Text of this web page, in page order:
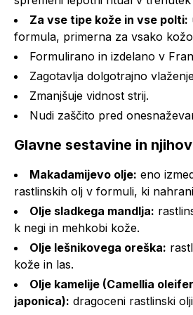
Za vse tipe kože in vse polti:
formula, primerna za vsako
Formulirano in izdelano v
Zagotavlja dolgotrajno
Zmanjšuje vidnost strij.
Nudi zaščito pred
Glavne sestavine in
Makadamijevo olje: eno
rastlinskih olj v formuli, ki
Olje sladkega mandlja:
k negi in mehkobi kože.
Olje lešnikovega oreška:
kože in las.
Olje kamelije (Camellia
japonica): dragoceni rastlinski